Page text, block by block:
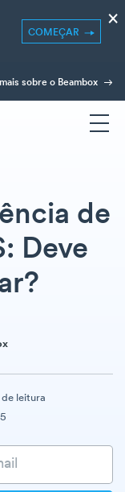
COMEÇAR
×
sobre o Beambox
de
Deve
leitura